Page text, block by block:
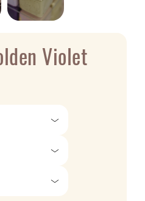
Violet